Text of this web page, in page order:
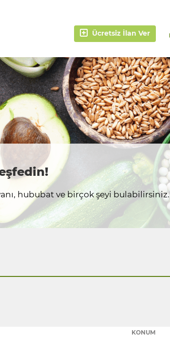
Ücretsiz İlan Ver
hububat ve birçok şeyi bulabilirsiniz.
KONUM